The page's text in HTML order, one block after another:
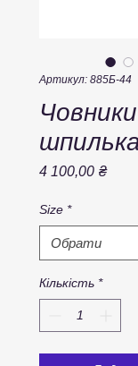
Артикул: 885Б-44
4 100,00 ₴Ціна
Size *
Кількість *